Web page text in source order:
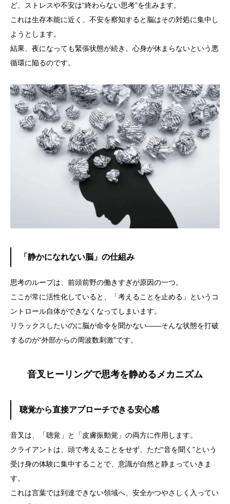
ど、ストレスや不安は“終わらない思考”を生みます。
これは生存本能に近く、不安を察知すると脳はその対処に集中し
ようとします。
結果、夜になっても緊張状態が続き、心身が休まらないという悪
循環に陥るのです。
「静かになれない脳」の仕組み
思考のループは、前頭前野の働きすぎが原因の一つ。
ここが常に活性化していると、「考えることを止める」というコ
ントロール自体ができなくなってしまいます。
リラックスしたいのに脳が命令を聞かない――そんな状態を打破
するのが“外部からの周波数刺激”です。
音叉ヒーリングで思考を静めるメカニズム
聴覚から直接アプローチできる安心感
音叉は、「聴覚」と「皮膚振動覚」の両方に作用します。
クライアントは、頭で考えることをせず、ただ“音を聞く”という
受け身の体験に集中することで、意識が自然と静まっていきま
す。
これは言葉では到達できない領域へ、安全かつやさしく入ってい